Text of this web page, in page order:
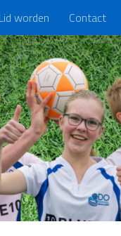
Lid worden Contact